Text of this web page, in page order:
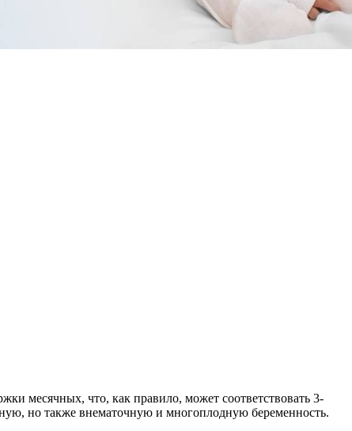
месячных, что, как правило, может соответствовать 3-
но также внематочную и многоплодную беременность.